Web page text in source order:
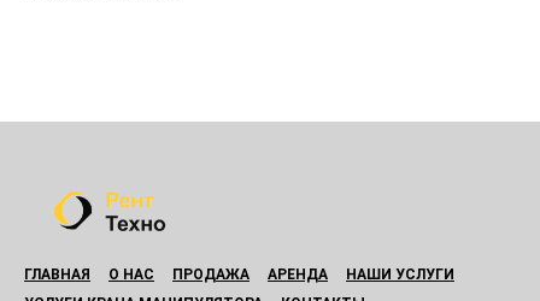
ГЛАВНАЯ О НАС ПРОДАЖА АРЕНДА
НАШИ УСЛУГИ